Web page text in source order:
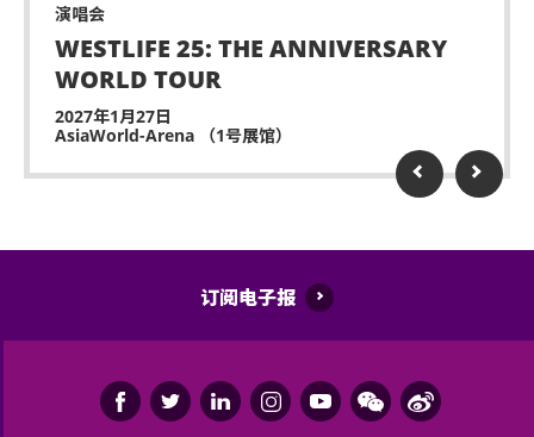
除获亚洲国际博览馆管理有限公司所发出之书面同意
的导盲犬外，所有人士均不得携带任何动物进入场
馆。
持票人士同意遵守亚洲国际博览馆、主办机构及其官
方票务之可适用条款及细则。各项条款及细则将不时
更正而不作另行通知。持票人士使用门票时将被视为
证参加者的视野在活动中完全不受任何阻碍。
如有任何争议，亚洲国际博览馆管理有限公司及主办
机构保留最终决定权。
如中、英文本启示有任何抵触或不相符之处，应以英
演唱会
WESTLIFE 25: THE ANNIVERSARY
WORLD TOUR
2027年1月27日
AsiaWorld-Arena （1号展馆）
订阅电子报